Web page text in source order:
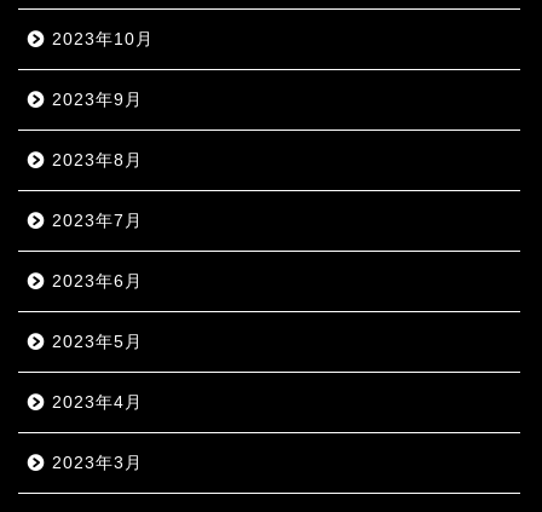
2023年10月
2023年9月
2023年8月
2023年7月
2023年6月
2023年5月
2023年4月
2023年3月